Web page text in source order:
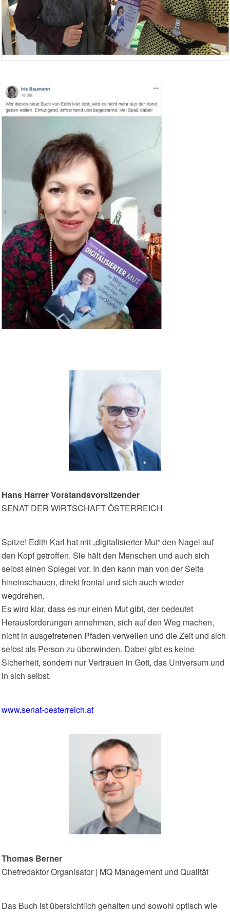
Hans Harrer Vorstandsvorsitzender
SENAT DER WIRTSCHAFT ÖSTERREICH
Spitze! Edith Karl hat mit „digitalisierter Mut“ den Nagel auf
den Kopf getroffen. Sie hält den Menschen und auch sich
selbst einen Spiegel vor. In den kann man von der Seite
hineinschauen, direkt frontal und sich auch wieder
wegdrehen.
Es wird klar, dass es nur einen Mut gibt, der bedeutet
Herausforderungen annehmen, sich auf den Weg machen,
nicht in ausgetretenen Pfaden verweilen und die Zeit und sich
selbst als Person zu überwinden. Dabei gibt es keine
Sicherheit, sondern nur Vertrauen in Gott, das Universum und
in sich selbst.
www.senat-oesterreich.at
Thomas Berner
Chefredaktor Organisator | MQ Management und Qualität
Das Buch ist übersichtlich gehalten und sowohl optisch wie